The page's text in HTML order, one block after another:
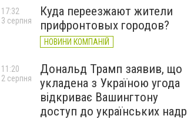
Куда переезжают жители
прифронтовых городов?
НОВИНИ КОМПАНІЙ
17:32
3 серпня
Дональд Трамп заявив, що
укладена з Україною угода
відкриває Вашингтону
доступ до українських надр
11:20
2 серпня